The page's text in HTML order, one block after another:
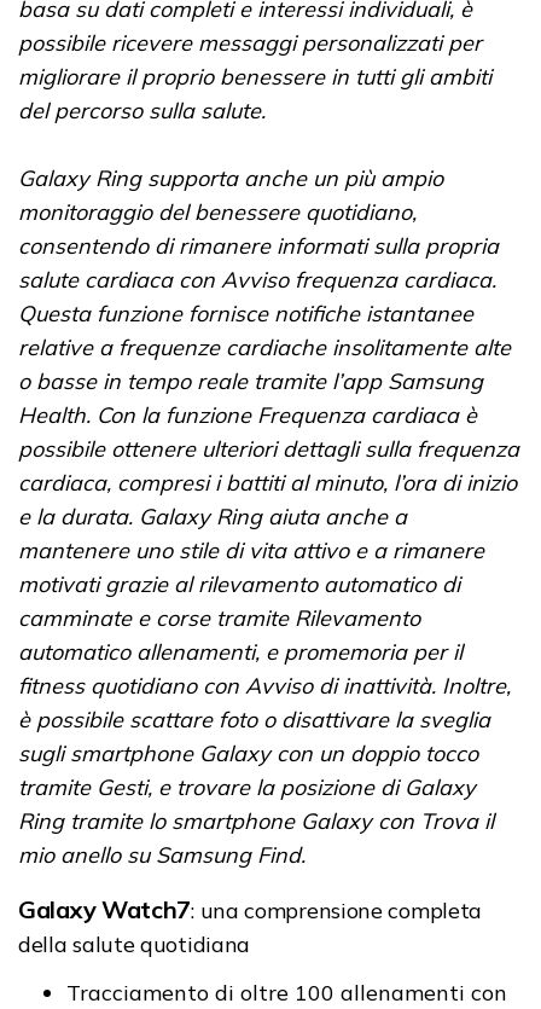
basa su dati completi e interessi individuali, è
possibile ricevere messaggi personalizzati per
migliorare il proprio benessere in tutti gli ambiti
del percorso sulla salute.
Galaxy Ring supporta anche un più ampio
monitoraggio del benessere quotidiano,
consentendo di rimanere informati sulla propria
salute cardiaca con Avviso frequenza cardiaca.
Questa funzione fornisce notifiche istantanee
relative a frequenze cardiache insolitamente alte
o basse in tempo reale tramite l’app Samsung
Health. Con la funzione Frequenza cardiaca è
possibile ottenere ulteriori dettagli sulla frequenza
cardiaca, compresi i battiti al minuto, l’ora di inizio
e la durata. Galaxy Ring aiuta anche a
mantenere uno stile di vita attivo e a rimanere
motivati grazie al rilevamento automatico di
camminate e corse tramite Rilevamento
automatico allenamenti, e promemoria per il
fitness quotidiano con Avviso di inattività. Inoltre,
è possibile scattare foto o disattivare la sveglia
sugli smartphone Galaxy con un doppio tocco
tramite Gesti, e trovare la posizione di Galaxy
Ring tramite lo smartphone Galaxy con Trova il
mio anello su Samsung Find.
Galaxy Watch7: una comprensione completa
della salute quotidiana
Tracciamento di oltre 100 allenamenti con